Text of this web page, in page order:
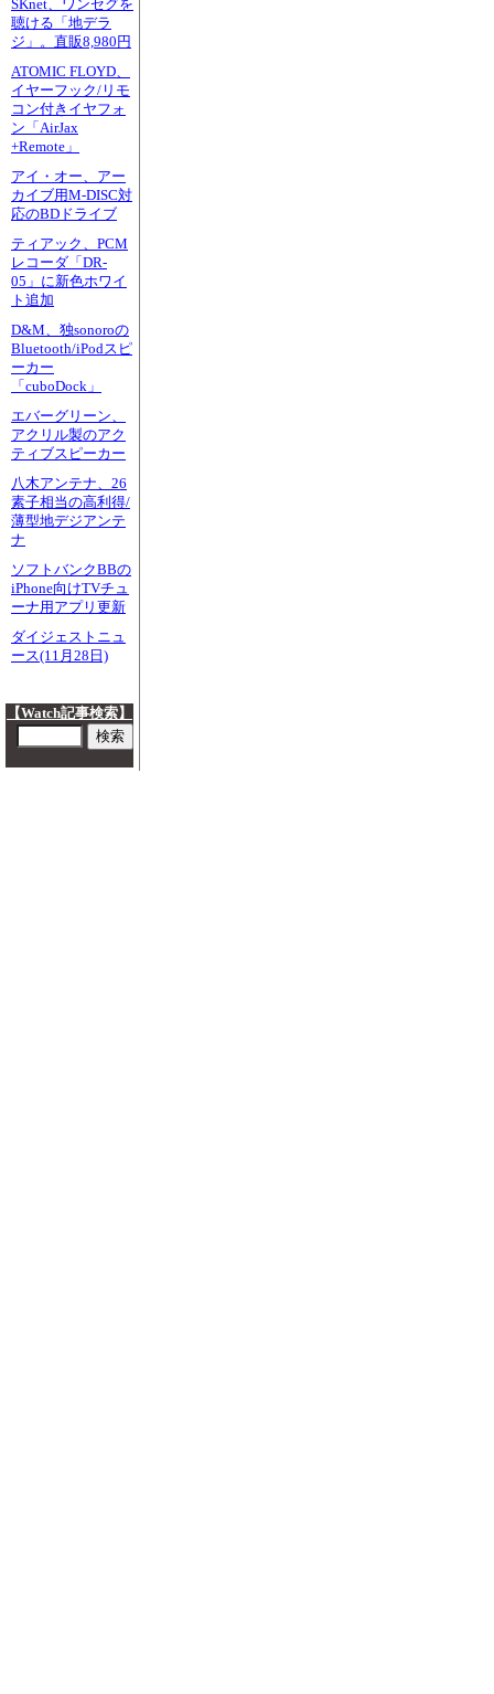
SKnet、ワンセグを
聴ける「地デラ
ジ」。直販8,980円
ATOMIC FLOYD、
イヤーフック/リモ
コン付きイヤフォ
ン「AirJax
+Remote」
アイ・オー、アー
カイブ用M-DISC対
応のBDドライブ
ティアック、PCM
レコーダ「DR-
05」に新色ホワイ
ト追加
D&M、独sonoroの
Bluetooth/iPodスピ
ーカー
「cuboDock」
エバーグリーン、
アクリル製のアク
ティブスピーカー
八木アンテナ、26
素子相当の高利得/
薄型地デジアンテ
ナ
ソフトバンクBBの
iPhone向けTVチュ
ーナ用アプリ更新
ダイジェストニュ
ース(11月28日)
【Watch記事検索】